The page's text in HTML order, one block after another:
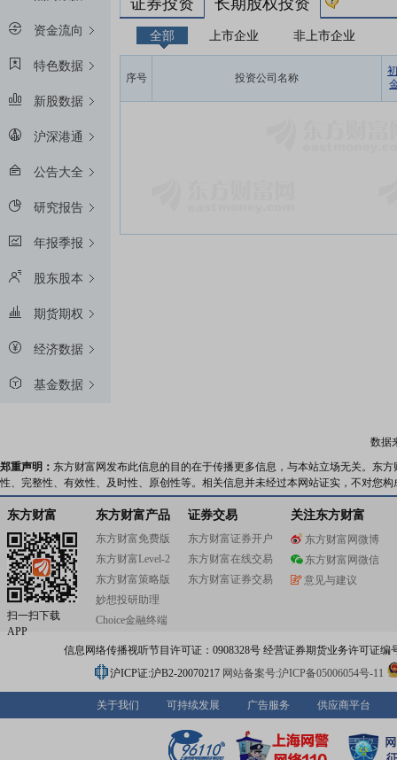
资金流向
特色数据
新股数据
沪深港通
公告大全
研究报告
年报季报
股东股本
期货期权
经济数据
基金数据
证券投资 长期股权投资
全部 上市企业 非上市企业
序号 投资公司名称
数据
郑重声明： 东方财富网发布此信息的目的在于传播更多信息，与本站立场无关。东
性、完整性、有效性、及时性、原创性等。相关信息并未经过本网站证实，不对您
东方财富
扫一扫下载
APP
东方财富产品
东方财富免费版
东方财富Level-2
东方财富策略版
妙想投研助理
Choice金融终端
证券交易
东方财富证券开户
东方财富在线交易
东方财富证券交易
关注东方财富
东方财富网微博
东方财富网微信
意见与建议
信息网络传播视听节目许可证：0908328号 经营证券期货业务许可证编
沪ICP证:沪B2-20070217 网站备案号:沪ICP备05006054号-11
关于我们 可持续发展 广告服务 供应商平台